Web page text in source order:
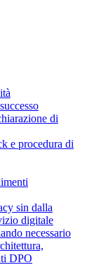
di
e procedura di
sin dalla
digitale
necessario
DPO